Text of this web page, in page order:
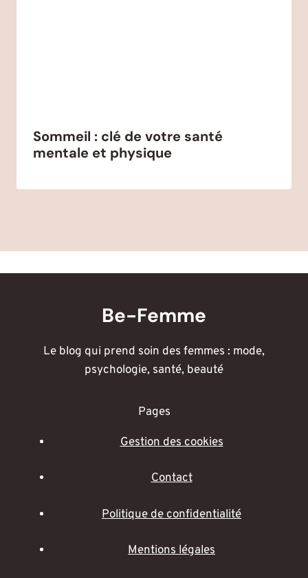
Sommeil : clé de votre santé
mentale et physique
Be-Femme
Le blog qui prend soin des femmes : mode,
psychologie, santé, beauté
Pages
Gestion des cookies
Contact
Politique de confidentialité
Mentions légales